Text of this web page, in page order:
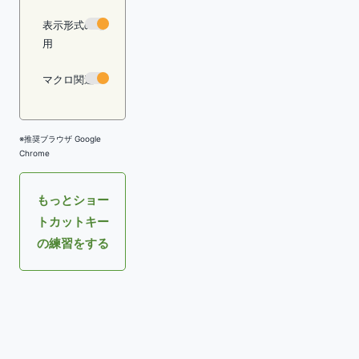
表示形式の適
用
マクロ関連
※推奨ブラウザ Google
Chrome
もっとショー
トカットキー
の練習をする